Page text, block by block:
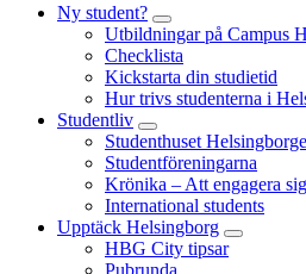
Ny student?
Utbildningar på Campus
Checklista
Kickstarta din studietid
Hur trivs studenterna i
Studentliv
Studenthuset
Studentföreningarna
Krönika – Att engagera sig
International students
Upptäck Helsingborg
HBG City tipsar
Pubrunda